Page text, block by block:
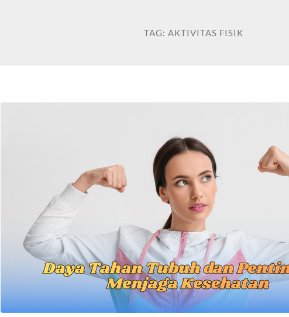
TAG: AKTIVITAS FISIK